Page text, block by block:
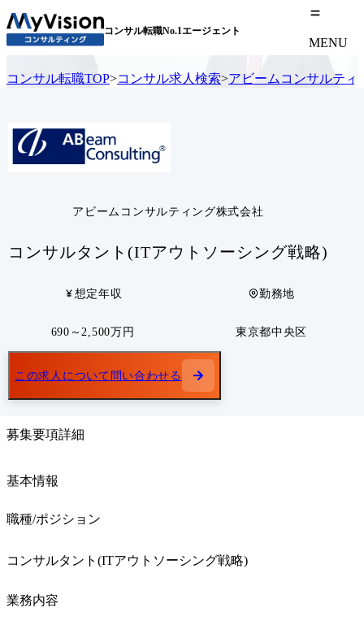
コンサル転職No.1エージェント
MENU
コンサル転職TOP>コンサル求人検索>アビームコンサルティ
アビームコンサルティング株式会社
コンサルタント(ITアウトソーシング戦略)
想定年収
690～2,500万円
勤務地
東京都中央区
この求人について問い合わせる
募集要項詳細
基本情報
職種/ポジション
コンサルタント(ITアウトソーシング戦略)
業務内容